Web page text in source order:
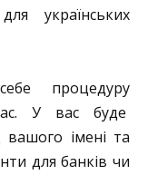
українських
себе процедуру
У вас буде
вашого імені та
для банків чи